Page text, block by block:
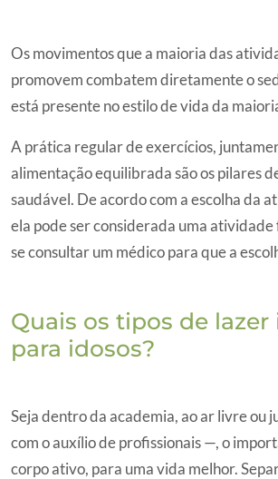
Os movimentos que a maioria das
promovem combatem diretamente o
está presente no estilo de vida da
A prática regular de exercícios,
alimentação equilibrada são os pilares
saudável. De acordo com a escolha da
ela pode ser considerada uma
se consultar um médico para que a
Quais os tipos de lazer
para idosos?
Seja dentro da academia, ao ar livre ou
com o auxílio de profissionais —, o
corpo ativo, para uma vida melhor.